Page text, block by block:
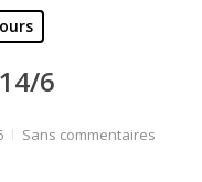
6
Sans commentaires